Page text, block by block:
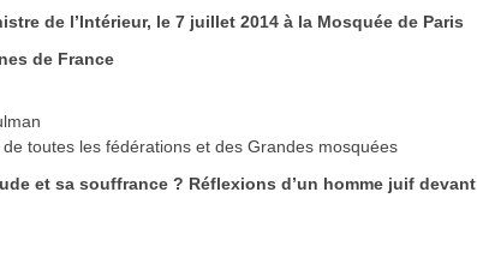
de l’Intérieur, le 7 juillet 2014 à la Mosquée de Paris
de France
toutes les fédérations et des Grandes mosquées
et sa souffrance ? Réflexions d’un homme juif devant